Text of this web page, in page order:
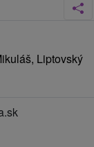
Liptovský